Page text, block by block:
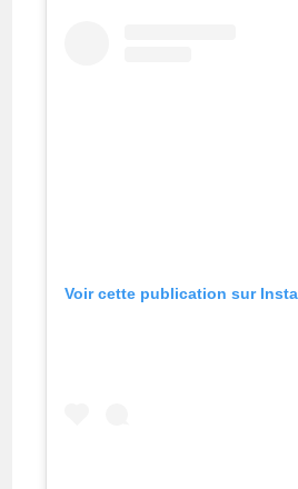
Voir cette publication sur